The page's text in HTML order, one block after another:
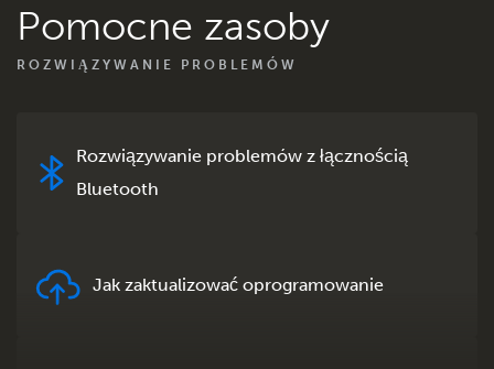
Pomocne zasoby
ROZWIĄZYWANIE PROBLEMÓW
Rozwiązywanie problemów z łącznością
Bluetooth
Jak zaktualizować oprogramowanie